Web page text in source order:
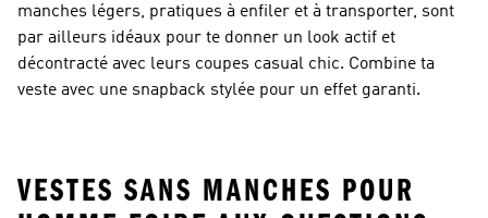
manches légers, pratiques à enfiler et à transporter, sont
par ailleurs idéaux pour te donner un look actif et
décontracté avec leurs coupes casual chic. Combine ta
veste avec une snapback stylée pour un effet garanti.
VESTES SANS MANCHES POUR